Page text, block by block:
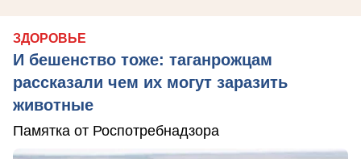
ЗДОРОВЬЕ
И бешенство тоже: таганрожцам
рассказали чем их могут заразить
животные
Памятка от Роспотребнадзора